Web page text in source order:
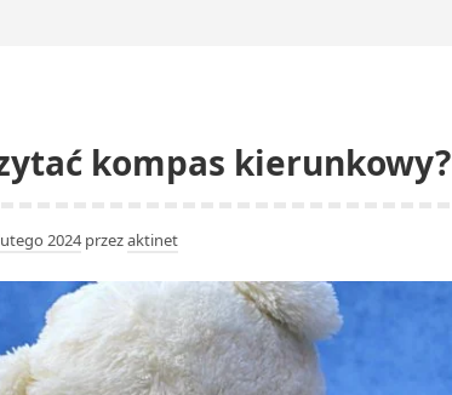
kompas kierunkowy?
2024przezaktinet